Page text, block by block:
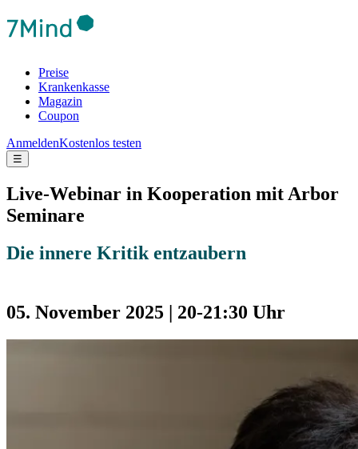
Preise
Krankenkasse
Magazin
Coupon
AnmeldenKostenlos testen
☰
Live-Webinar in Kooperation mit Arbor
Seminare
Die innere Kritik entzaubern
05. November 2025 | 20-21:30 Uhr